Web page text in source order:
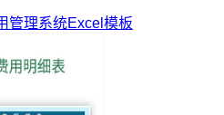
管理系统Excel模板